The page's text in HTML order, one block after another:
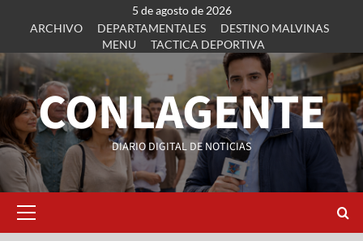
5 de agosto de 2026
ARCHIVO
DEPARTAMENTALES
DESTINO MALVINAS
MENU
TACTICA DEPORTIVA
CONLAGENTE
DIARIO DIGITAL DE NOTICIAS